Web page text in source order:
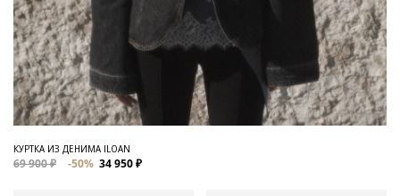
КУРТКА ИЗ ДЕНИМА ILOAN
69 900 ₽ -50% 34 950 ₽